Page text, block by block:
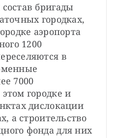
бригады
городках,
аэропорта
1200
в
7000
городке и
дислокации
а строительство
фонда для них